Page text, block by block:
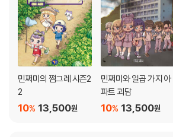
민쩌미의 쩜그레 시즌2
2
13,500원
10%
민쩌미와 일곱 가지 아
파트 괴담
13,500원
10%